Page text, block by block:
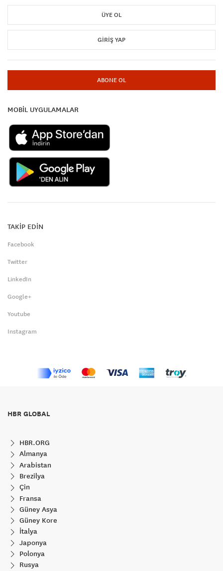
ÜYE OL
GIRIŞ YAP
ABONE OL
MOBİL UYGULAMALAR
TAKİP EDİN
Facebook
Twitter
LinkedIn
Google+
Youtube
Instagram
HBR GLOBAL
HBR.ORG
Almanya
Arabistan
Brezilya
Çin
Fransa
Güney Asya
Güney Kore
İtalya
Japonya
Polonya
Rusya